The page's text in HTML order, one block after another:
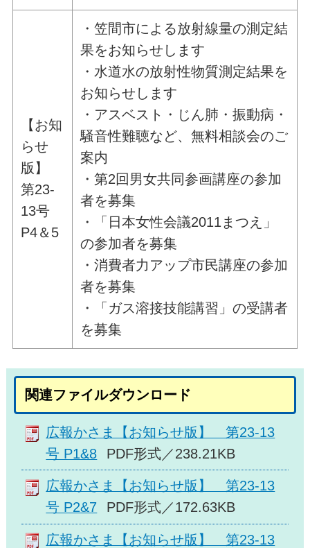
【お知
らせ
版】
第23-
13号
P4＆5
・笠間市による放射線量の測定結
果をお知らせします
・水道水の放射性物質測定結果を
お知らせします
・アスベスト・じん肺・振動病・
騒音性難聴など、無料相談会のご
案内
・第2回男女共同参画講座の参加
者を募集
・「日本女性会議2011まつえ」
の参加者を募集
・消費者力アップ市民講座の参加
者を募集
・「ガス溶接技能講習」の受講者
を募集
関連ファイルダウンロード
広報かさま【お知らせ版】 第23-13
号 P1&8
PDF形式／238.21KB
広報かさま【お知らせ版】 第23-13
号 P2&7
PDF形式／172.63KB
広報かさま【お知らせ版】 第23-13